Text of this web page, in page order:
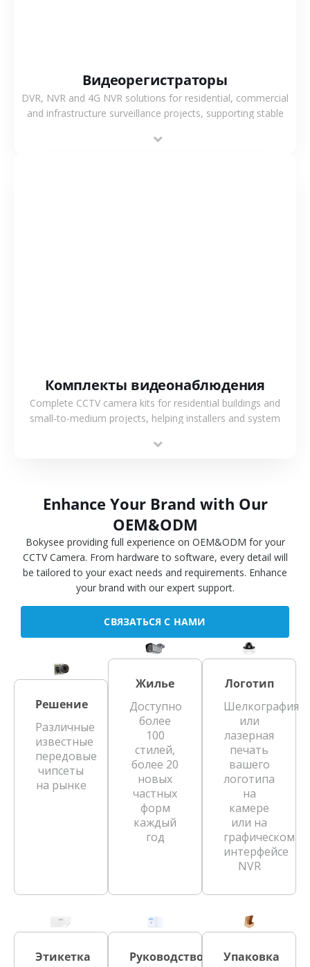
Видеорегистраторы
DVR, NVR and 4G NVR solutions for residential, commercial
and infrastructure surveillance projects, supporting stable
Комплекты видеонаблюдения
Complete CCTV camera kits for residential buildings and
small-to-medium projects, helping installers and system
Enhance Your Brand with Our
OEM&ODM
Bokysee providing full experience on OEM&ODM for your
CCTV Camera. From hardware to software, every detail will
be tailored to your exact needs and requirements. Enhance
your brand with our expert support.
СВЯЗАТЬСЯ С НАМИ
Решение
Различные
известные
передовые
чипсеты
на рынке
Жилье
Доступно
более
100
стилей,
более 20
новых
частных
форм
каждый
год
Логотип
Шелкография
или
лазерная
печать
вашего
логотипа
на
камере
или на
графическом
интерфейсе
NVR
Этикетка
Руководство
Упаковка